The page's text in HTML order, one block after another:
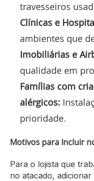
travesseiros
Clínicas e
ambientes que
Imobiliárias e
qualidade em
Famílias com
alérgicos:
prioridade.
Motivos para Incluir
Para o lojista que
no atacado,